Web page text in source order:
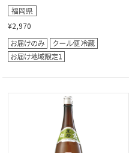
¥2,970